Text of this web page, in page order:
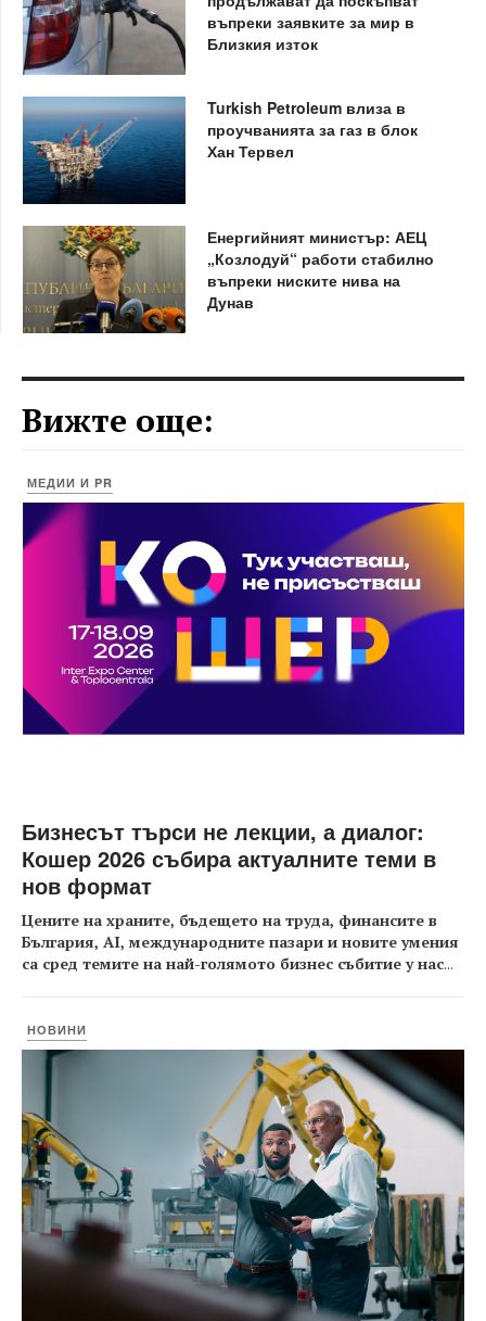
въпреки заявките за мир в
Близкия изток
Turkish Petroleum влиза в
проучванията за газ в блок
Хан Тервел
Енергийният министър: АЕЦ
„Козлодуй“ работи стабилно
въпреки ниските нива на
Дунав
Вижте още:
МЕДИИ И PR
Бизнесът търси не лекции, а диалог:
Кошер 2026 събира актуалните теми в
нов формат
Цените на храните, бъдещето на труда, финансите в
България, AI, международните пазари и новите умения
са сред темите на най-голямото бизнес събитие у нас...
НОВИНИ